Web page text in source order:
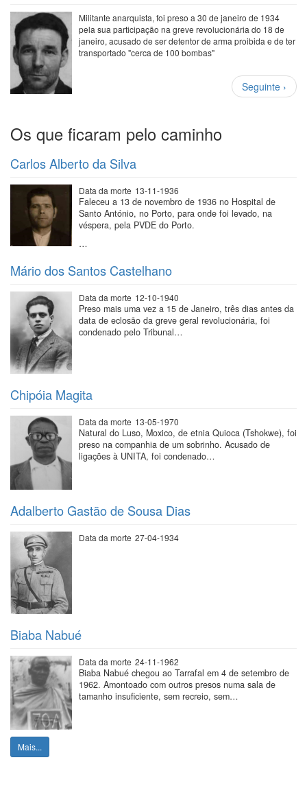
Militante anarquista, foi preso a 30 de janeiro de 1934
pela sua participação na greve revolucionária do 18 de
janeiro, acusado de ser detentor de arma proibida e de ter
transportado "cerca de 100 bombas"
Paginação
Próxima
página
Seguinte ›
Os que ficaram pelo caminho
Carlos Alberto da Silva
Data da morte 13-11-1936
Faleceu a 13 de novembro de 1936 no Hospital de
Santo António, no Porto, para onde foi levado, na
véspera, pela PVDE do Porto.
…
Mário dos Santos Castelhano
Data da morte 12-10-1940
Preso mais uma vez a 15 de Janeiro, três dias antes da
data de eclosão da greve geral revolucionária, foi
condenado pelo Tribunal…
Chipóia Magita
Data da morte 13-05-1970
Natural do Luso, Moxico, de etnia Quioca (Tshokwe), foi
preso na companhia de um sobrinho. Acusado de
ligações à UNITA, foi condenado…
Adalberto Gastão de Sousa Dias
Data da morte 27-04-1934
Biaba Nabué
Data da morte 24-11-1962
Biaba Nabué chegou ao Tarrafal em 4 de setembro de
1962. Amontoado com outros presos numa sala de
tamanho insuficiente, sem recreio, sem…
Mais...